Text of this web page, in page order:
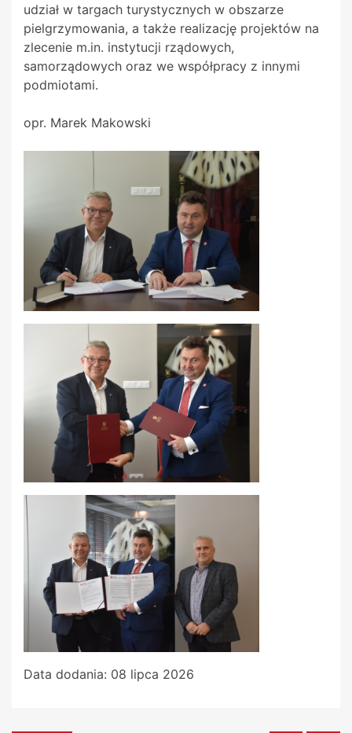
udział w targach turystycznych w obszarze
pielgrzymowania, a także realizację projektów na
zlecenie m.in. instytucji rządowych,
samorządowych oraz we współpracy z innymi
podmiotami.
opr. Marek Makowski
Data dodania: 08 lipca 2026